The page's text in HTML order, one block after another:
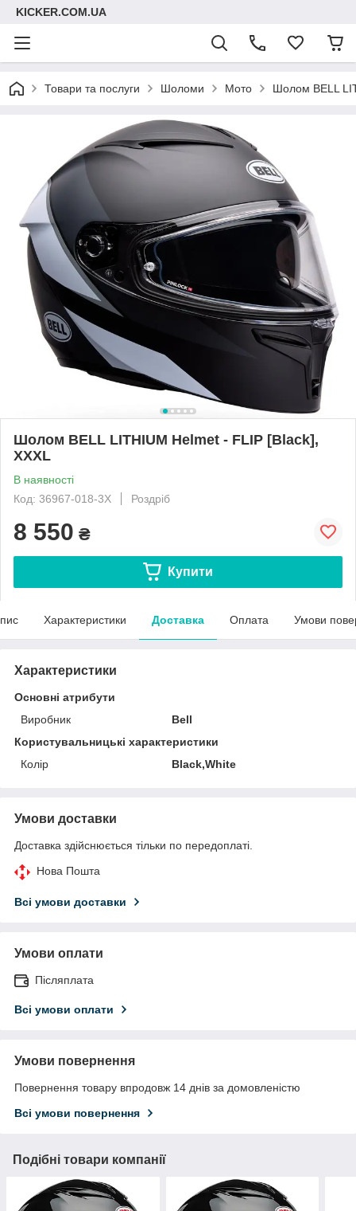
KICKER.COM.UA
Товари та послуги Шоломи Мото Шолом BELL
Шолом BELL LITHIUM Helmet - FLIP [Black],
XXXL
В наявності
Код: 36967-018-3X
Роздріб
8 550 ₴
Купити
Характеристики Доставка Оплата Умови
Характеристики
Основні атрибути
Виробник
Bell
Користувальницькі характеристики
Колір
Black,White
Умови доставки
Доставка здійснюється тільки по передоплаті.
Нова Пошта
Всі умови доставки
Умови оплати
Післяплата
Всі умови оплати
Умови повернення
Повернення товару впродовж 14 днів за домовленістю
Всі умови повернення
Подібні товари компанії